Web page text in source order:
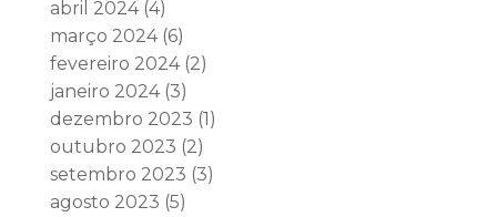
abril 2024(4)
março 2024(6)
fevereiro 2024(2)
janeiro 2024(3)
dezembro 2023 (1)
outubro 2023 (2)
setembro 2023 (3)
agosto 2023 (5)